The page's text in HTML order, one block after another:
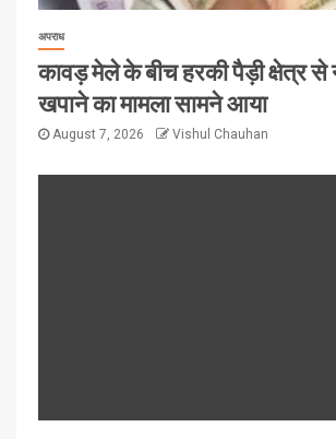
अपराध
कावड़ मेले के बीच हरकी पैड़ी क्षेत्र
खपाने का मामला सामने आया
August 7, 2026 Vishul Chauhan